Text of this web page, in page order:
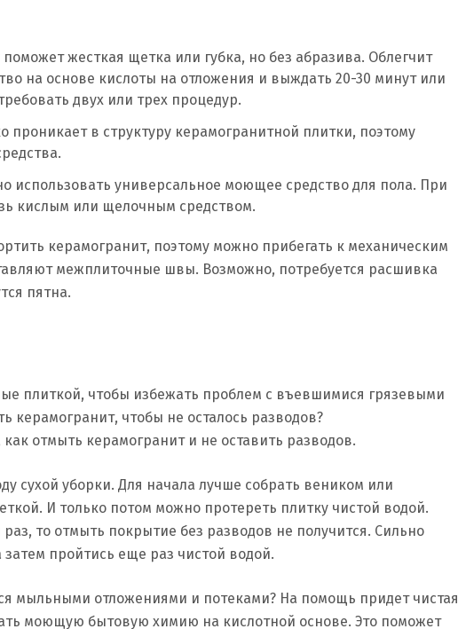
жесткая щетка или губка, но без абразива. Облегчит
на основе кислоты на отложения и выждать 20-30 минут или
двух или трех процедур.
проникает в структуру керамогранитной плитки, поэтому
использовать универсальное моющее средство для пола. При
кислым или щелочным средством.
керамогранит, поэтому можно прибегать к механическим
межплиточные швы. Возможно, потребуется расшивка
пятна.
плиткой, чтобы избежать проблем с въевшимися грязевыми
чтобы не осталось разводов?
отмыть керамогранит и не оставить разводов.
сухой уборки. Для начала лучше собрать веником или
И только потом можно протереть плитку чистой водой.
то отмыть покрытие без разводов не получится. Сильно
пройтись еще раз чистой водой.
мыльными отложениями и потеками? На помощь придет чистая
моющую бытовую химию на кислотной основе. Это поможет